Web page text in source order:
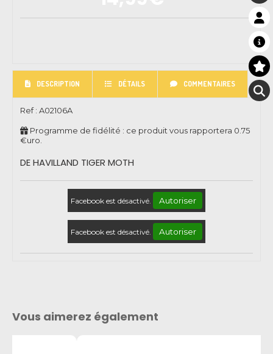
DESCRIPTION DÉTAILS COMMENTAIRES
Ref : A02106A
Programme de fidélité : ce produit vous rapportera 0.75
€uro.
DE HAVILLAND TIGER MOTH
Facebook est désactivé. Autoriser
Facebook est désactivé. Autoriser
Vous aimerez également